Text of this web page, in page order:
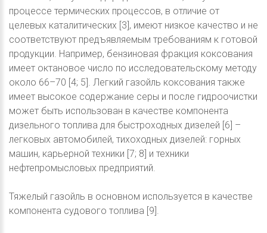
процессе термических процессов, в отличие от
целевых каталитических [3], имеют низкое качество и не
соответствуют предъявляемым требованиям к готовой
продукции. Например, бензиновая фракция коксования
имеет октановое число по исследовательскому методу
около 66–70 [4; 5]. Легкий газойль коксования также
имеет высокое содержание серы и после гидроочистки
может быть использован в качестве компонента
дизельного топлива для быстроходных дизелей [6] –
легковых автомобилей, тихоходных дизелей: горных
машин, карьерной техники [7; 8] и техники
нефтепромысловых предприятий.
Тяжелый газойль в основном используется в качестве
компонента судового топлива [9].